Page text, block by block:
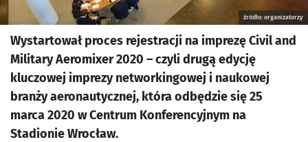
źródło: organizatorzy
Wystartował proces rejestracji na imprezę Civil and
Military Aeromixer 2020 – czyli drugą edycję
kluczowej imprezy networkingowej i naukowej
branży aeronautycznej, która odbędzie się 25
marca 2020 w Centrum Konferencyjnym na
Stadionie Wrocław.